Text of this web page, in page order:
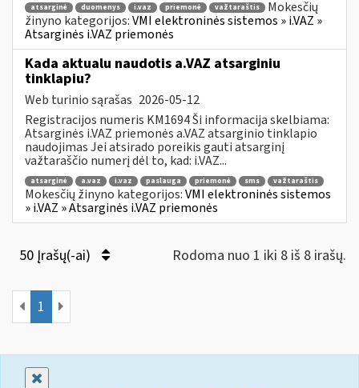
atsarginė duomenys i.vaz priemonė važtaraštis
Mokesčių
žinyno kategorijos:VMI elektroninės sistemos » i.VAZ »
Atsarginės i.VAZ priemonės
Kada aktualu naudotis a.VAZ atsarginiu
tinklapiu?
Web turinio sąrašas 2026-05-12
Registracijos numeris KM1694 Ši informacija skelbiama:
Atsarginės i.VAZ priemonės a.VAZ atsarginio tinklapio
naudojimas Jei atsirado poreikis gauti atsarginį
važtaraščio numerį dėl to, kad: i.VAZ...
atsarginė a.vaz i.vaz paslauga priemonė sms važtaraštis
Mokesčių žinyno kategorijos:VMI elektroninės sistemos
» i.VAZ » Atsarginės i.VAZ priemonės
50 Įrašų(-ai) Rodoma nuo 1 iki 8 iš 8 irašų.
1